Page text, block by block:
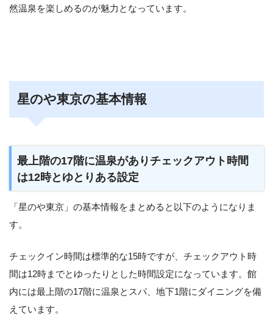
然温泉を楽しめるのが魅力となっています。
星のや東京の基本情報
最上階の17階に温泉がありチェックアウト時間
は12時とゆとりある設定
「星のや東京」の基本情報をまとめると以下のようになりま
す。
チェックイン時間は標準的な15時ですが、チェックアウト時
間は12時までとゆったりとした時間設定になっています。館
内には最上階の17階に温泉とスパ、地下1階にダイニングを備
えています。